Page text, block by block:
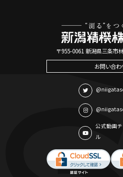
〒955-0061 新潟県三条市
お問い合わ
公式動画
ル